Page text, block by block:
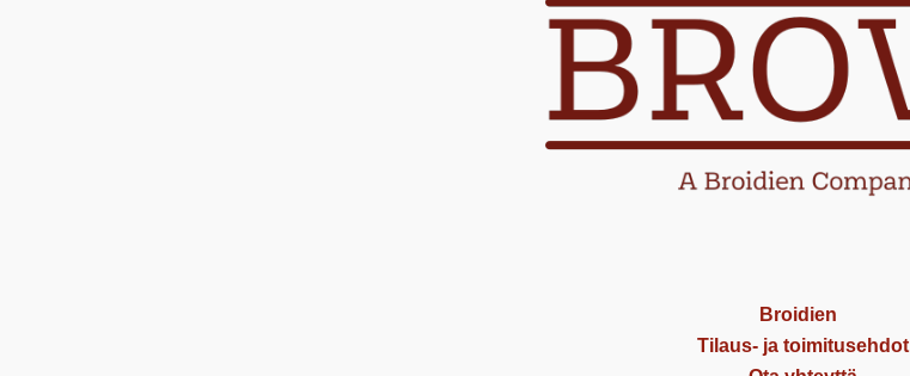
Broidien
Tilaus- ja toimitusehdot